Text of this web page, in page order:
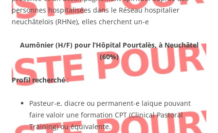
personnes hospitalisées dans le Réseau hospitalier
neuchâtelois (RHNe), elles cherchent un-e
Aumônier (H/F) pour l’Hôpital Pourtalès, à Neuchâtel
(60%)
Profil recherché:
Pasteur-e, diacre ou permanent-e laïque pouvant
faire valoir une formation CPT (Clinical Pastoral
Training) ou équivalente.